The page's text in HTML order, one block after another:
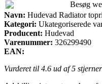
Besøg
Navn: Hudevad Radiator
Kategori: Ukategoriserede
Producent: Hudevad
Varenummer: 326299490
EAN:
Vurderet til 4.6 ud af 5